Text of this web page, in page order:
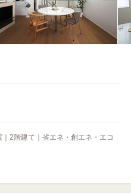
｜2階建て｜省エネ・創エネ・エコ